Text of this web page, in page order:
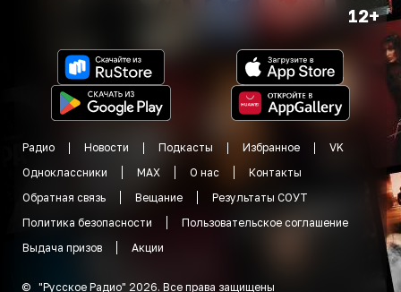
12+
Радио Новости Подкасты Избранное
VK
Одноклассники
MAX О нас
Контакты
Обратная связь
Вещание
Результаты СОУТ
Политика безопасности
Пользовательское соглашение
Выдача призов
Акции
© "Русское Радио" 2026. Все права защищены